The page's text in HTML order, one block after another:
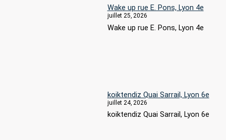
Wake up rue E. Pons, Lyon 4e
juillet 25, 2026
Wake up rue E. Pons, Lyon 4e
koiktendiz Quai Sarrail, Lyon 6e
juillet 24, 2026
koiktendiz Quai Sarrail, Lyon 6e